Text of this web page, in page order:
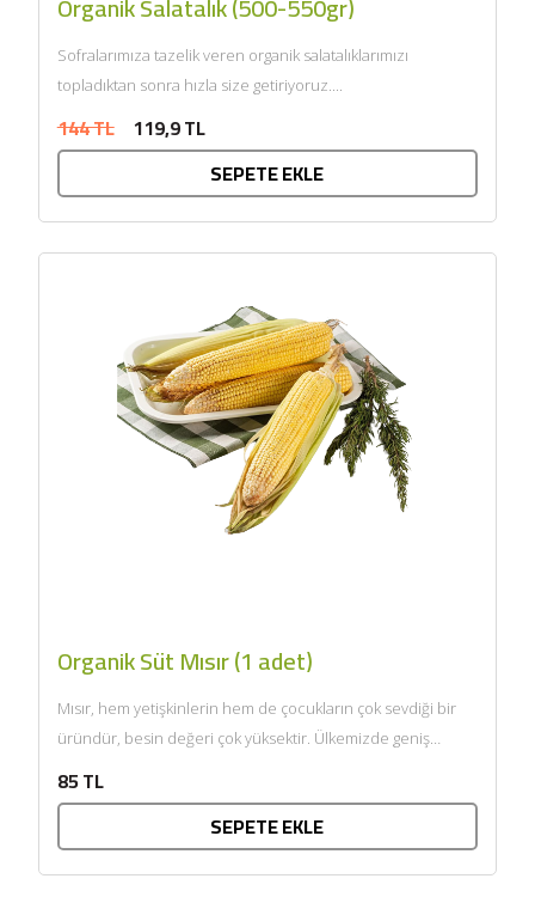
Sofralarımıza tazelik veren organik salatalıklarımızı
topladıktan sonra hızla size getiriyoruz....
144 TL 119,9 TL
SEPETE EKLE
Organik Süt Mısır (1 adet)
Mısır, hem yetişkinlerin hem de çocukların çok sevdiği bir
üründür, besin değeri çok yüksektir. Ülkemizde geniş
85 TL
SEPETE EKLE